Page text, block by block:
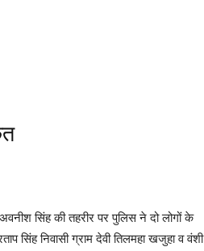
सिंह की तहरीर पर पुलिस ने दो लोगों के
सिंह निवासी ग्राम देवी तिलमहा खजुहा व वंशी